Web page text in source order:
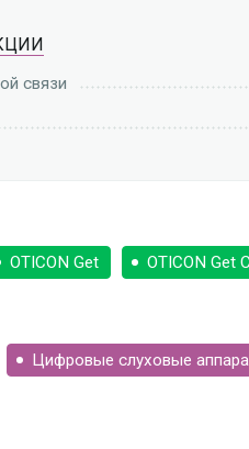
связи
OTICON Get OTICON Get
Цифровые слуховые